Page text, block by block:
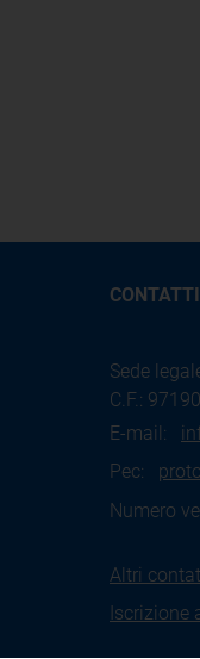
CONTATTI
Sede
C.F.:
E-mail:
Pec:
Numero
Altri
Iscrizione